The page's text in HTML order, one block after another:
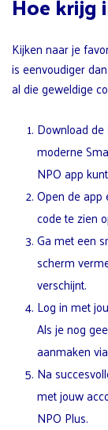
Kijken naar je
is eenvoudiger
al die geweldige
Download de
moderne
NPO app
Open de app
code te zien
Ga met een
scherm
verschijnt.
Log in met
Als je nog
aanmaken
Na
met jouw
NPO Plus.